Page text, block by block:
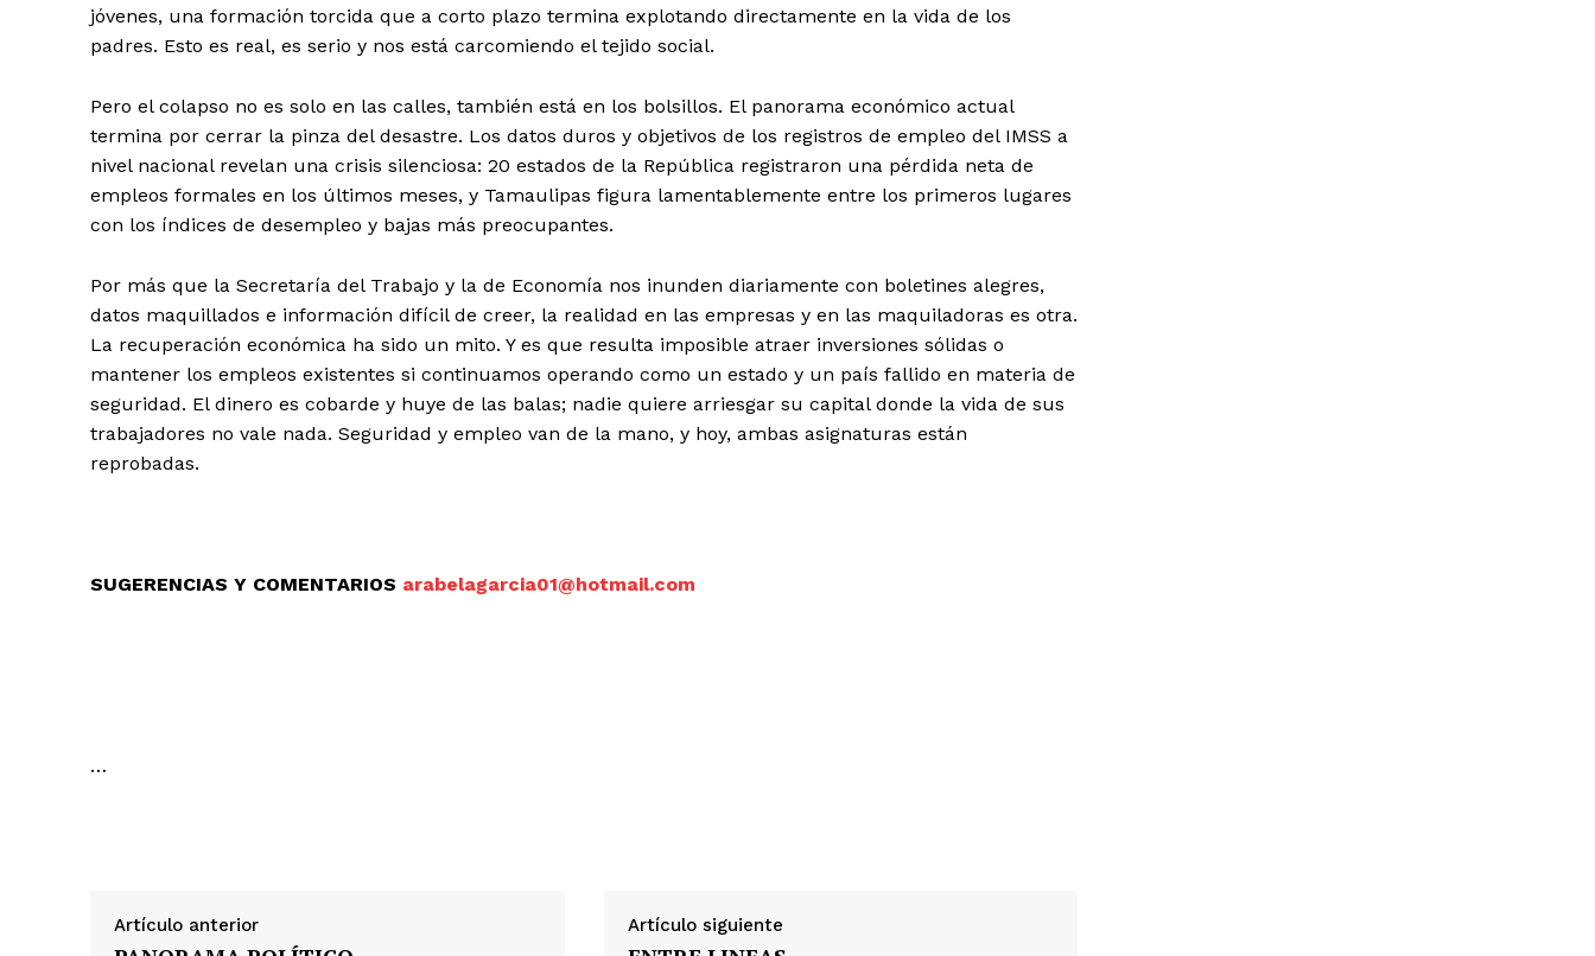
jóvenes, una formación torcida que a corto plazo termina explotando directamente en la vida de los
padres. Esto es real, es serio y nos está carcomiendo el tejido social.
Pero el colapso no es solo en las calles, también está en los bolsillos. El panorama económico actual
termina por cerrar la pinza del desastre. Los datos duros y objetivos de los registros de empleo del IMSS a
nivel nacional revelan una crisis silenciosa: 20 estados de la República registraron una pérdida neta de
empleos formales en los últimos meses, y Tamaulipas figura lamentablemente entre los primeros lugares
con los índices de desempleo y bajas más preocupantes.
Por más que la Secretaría del Trabajo y la de Economía nos inunden diariamente con boletines alegres,
datos maquillados e información difícil de creer, la realidad en las empresas y en las maquiladoras es otra.
La recuperación económica ha sido un mito. Y es que resulta imposible atraer inversiones sólidas o
mantener los empleos existentes si continuamos operando como un estado y un país fallido en materia de
seguridad. El dinero es cobarde y huye de las balas; nadie quiere arriesgar su capital donde la vida de sus
trabajadores no vale nada. Seguridad y empleo van de la mano, y hoy, ambas asignaturas están
reprobadas.
SUGERENCIAS Y COMENTARIOS arabelagarcia01@hotmail.com
…
Artículo anterior Artículo siguiente